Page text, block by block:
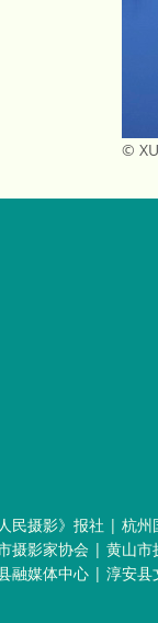
©
人民摄影》报社 | 杭州
摄影家协会 | 黄山市
融媒体中心 | 淳安县